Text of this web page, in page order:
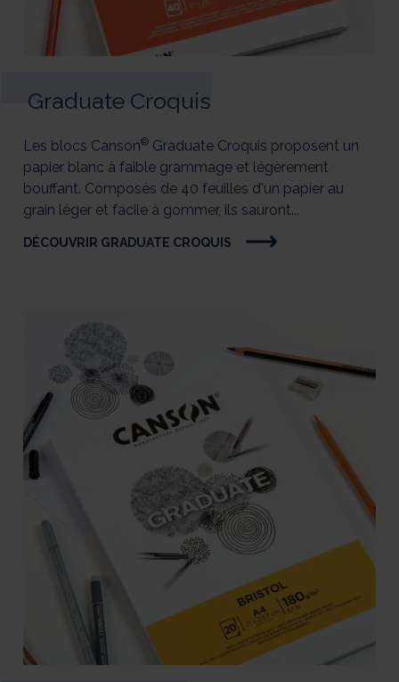
Graduate Croquis
Les blocs Canson® Graduate Croquis proposent un
papier blanc à faible grammage et légèrement
bouffant. Composés de 40 feuilles d'un papier au
grain léger et facile à gommer, ils sauront...
DÉCOUVRIR GRADUATE CROQUIS